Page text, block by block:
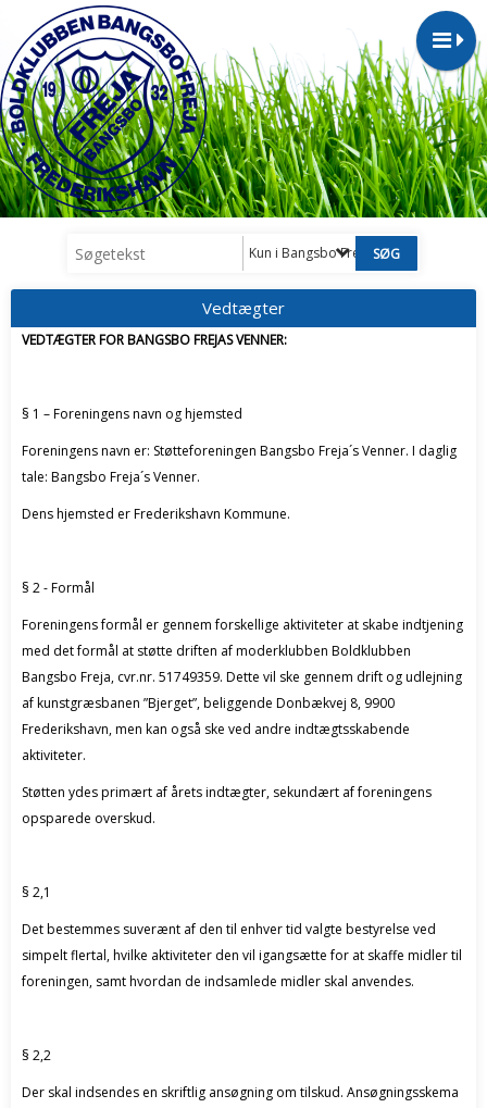
Kun i Bangsbo Frejas´s Venner
Vedtægter
VEDTÆGTER FOR BANGSBO FREJAS VENNER:
§ 1 – Foreningens navn og hjemsted
Foreningens navn er: Støtteforeningen Bangsbo Freja´s Venner. I daglig
tale: Bangsbo Freja´s Venner.
Dens hjemsted er Frederikshavn Kommune.
§ 2 - Formål
Foreningens formål er gennem forskellige aktiviteter at skabe indtjening
med det formål at støtte driften af moderklubben Boldklubben
Bangsbo Freja, cvr.nr. 51749359. Dette vil ske gennem drift og udlejning
af kunstgræsbanen ”Bjerget”, beliggende Donbækvej 8, 9900
Frederikshavn, men kan også ske ved andre indtægtsskabende
aktiviteter.
Støtten ydes primært af årets indtægter, sekundært af foreningens
opsparede overskud.
§ 2,1
Det bestemmes suverænt af den til enhver tid valgte bestyrelse ved
simpelt flertal, hvilke aktiviteter den vil igangsætte for at skaffe midler til
foreningen, samt hvordan de indsamlede midler skal anvendes.
§ 2,2
Der skal indsendes en skriftlig ansøgning om tilskud. Ansøgningsskema